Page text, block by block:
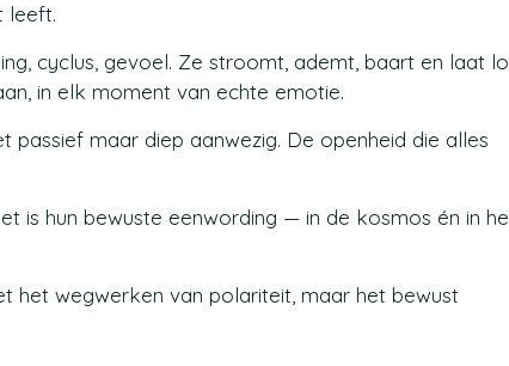
leeft.
cyclus, gevoel. Ze stroomt, ademt, baart en laat
in elk moment van echte emotie.
passief maar diep aanwezig. De openheid die alles
is hun bewuste eenwording — in de kosmos én in
het wegwerken van polariteit, maar het bewust